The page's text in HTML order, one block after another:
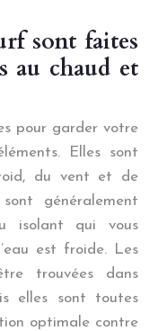
sont faites
au chaud et
pour garder votre
Elles sont
du vent et de
généralement
isolant qui vous
est froide. Les
trouvées dans
elles sont toutes
optimale contre